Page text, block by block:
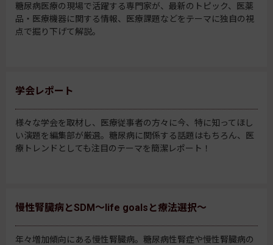
糖尿病医療の現場で活躍する専門家が、最新のトピック、医薬
品・医療機器に関する情報、医療課題などをテーマに独自の視
点で掘り下げて解説。
学会レポート
様々な学会を取材し、医療従事者の方々に今、特に知ってほし
い演題を編集部が厳選。糖尿病に関係する話題はもちろん、医
療トレンドとしても注目のテーマを簡潔レポート！
慢性腎臓病とSDM～life goalsと療法選択～
年々増加傾向にある慢性腎臓病。糖尿病性腎症や慢性腎臓病の